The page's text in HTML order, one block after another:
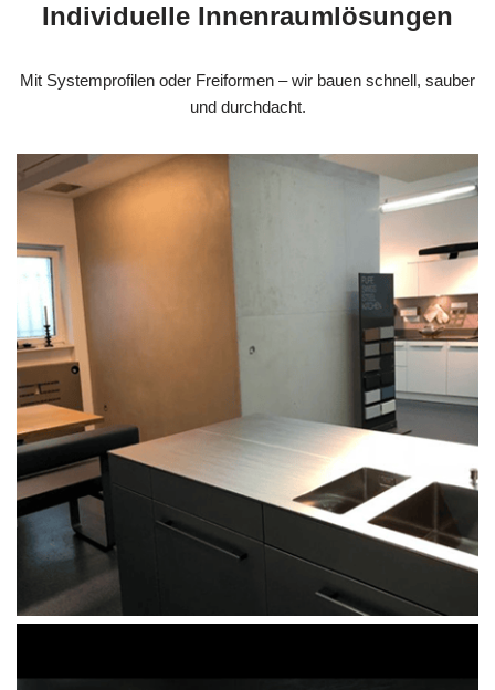
Individuelle Innenraumlösungen
Mit Systemprofilen oder Freiformen – wir bauen schnell, sauber
und durchdacht.